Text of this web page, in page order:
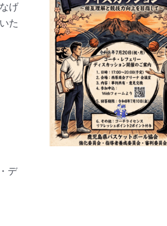
げ
た
デ